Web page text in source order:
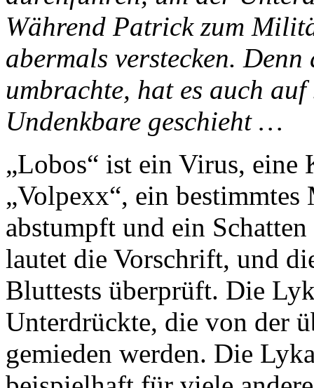
Während Patrick zum
abermals verstecken.
umbrachte, hat es auch
Undenkbare geschieht …
„Lobos“ ist ein Virus, eine
„Volpexx“, ein bestimmtes
abstumpft und ein
lautet die Vorschrift, und
Bluttests überprüft. Die
Unterdrückte, die von der
gemieden werden. Die